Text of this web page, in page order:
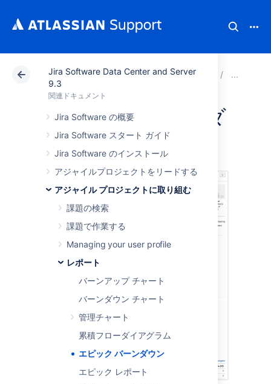
Jira Software Data Center and Server
9.3
関連ドキュメント
Jira Software の概要
Jira Software スタート ガイド
Jira Software のインストール
アジャイルプロジェクトをリードする
アジャイル プロジェクトに取り組む
課題の検索
課題で作業する
Managing your user profile
レポート
バーンアップ チャート
バーンダウン チャート
管理チャート
累積フローダイアグラム
エピック バーンダウン
エピック レポート
アトラシアン サポート 関連ドキュメント Jira
エピック バーンダ
ウン